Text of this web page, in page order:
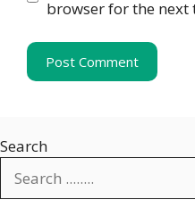
browser for the next
Search